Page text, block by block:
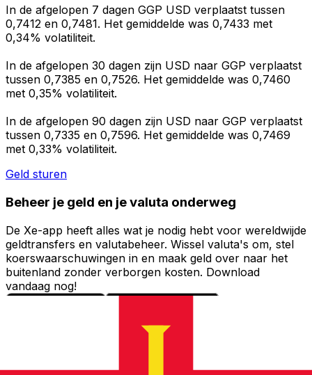
In de afgelopen 7 dagen GGP USD verplaatst tussen
0,7412 en 0,7481. Het gemiddelde was 0,7433 met
0,34% volatiliteit.
In de afgelopen 30 dagen zijn USD naar GGP verplaatst
tussen 0,7385 en 0,7526. Het gemiddelde was 0,7460
met 0,35% volatiliteit.
In de afgelopen 90 dagen zijn USD naar GGP verplaatst
tussen 0,7335 en 0,7596. Het gemiddelde was 0,7469
met 0,33% volatiliteit.
Geld sturen
Beheer je geld en je valuta onderweg
De Xe-app heeft alles wat je nodig hebt voor wereldwijde
geldtransfers en valutabeheer. Wissel valuta's om, stel
koerswaarschuwingen in en maak geld over naar het
buitenland zonder verborgen kosten. Download
vandaag nog!